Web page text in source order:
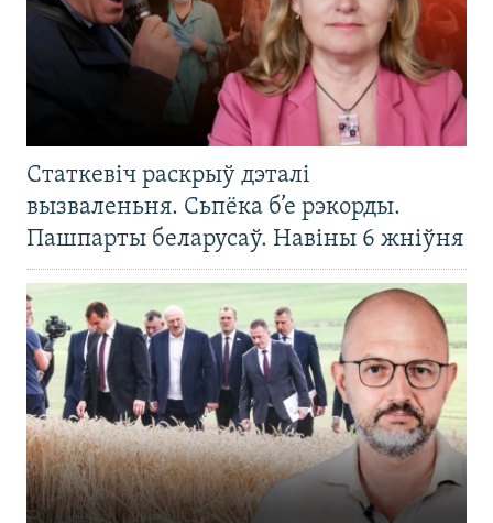
Статкевіч раскрыў дэталі
вызваленьня. Сьпёка б’е рэкорды.
Пашпарты беларусаў. Навіны 6 жніўня